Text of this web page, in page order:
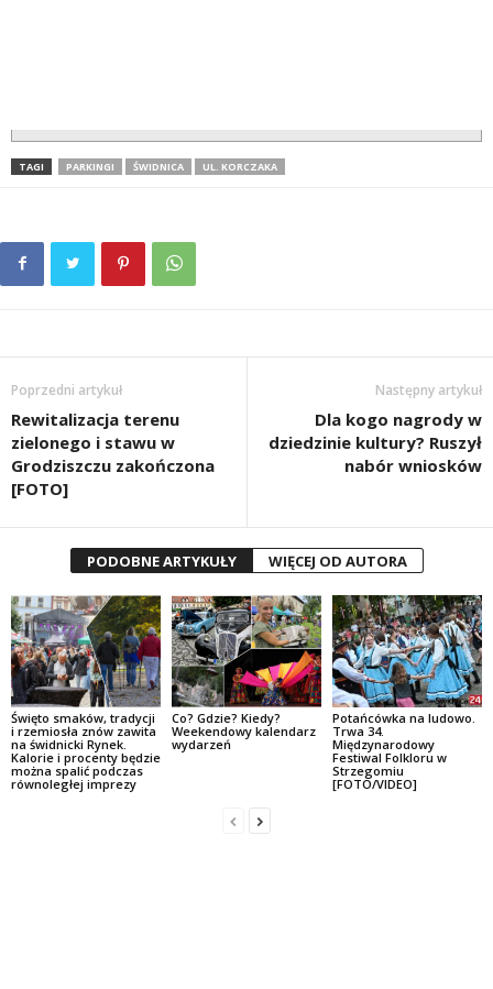
TAGI PARKINGI ŚWIDNICA UL. KORCZAKA
Poprzedni artykuł
Rewitalizacja terenu
zielonego i stawu w
Grodziszczu zakończona
[FOTO]
Następny artykuł
Dla kogo nagrody w
dziedzinie kultury? Ruszył
nabór wniosków
PODOBNE ARTYKUŁY WIĘCEJ OD AUTORA
Święto smaków, tradycji
i rzemiosła znów zawita
na świdnicki Rynek.
Kalorie i procenty będzie
można spalić podczas
równoległej imprezy
Co? Gdzie? Kiedy?
Weekendowy kalendarz
wydarzeń
Potańcówka na ludowo.
Trwa 34.
Międzynarodowy
Festiwal Folkloru w
Strzegomiu
[FOTO/VIDEO]